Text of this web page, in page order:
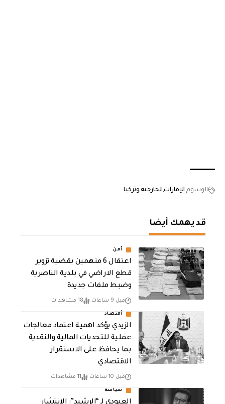
الوسوم الإمارات الخارجيةوتركيا
قد يهمك أيضا
أمن
اعتقال 6 متهمين بقضية تزوير
قطع الاراضي في بلدية الناصرية
وضبط ملفات جديدة
قبل 9 ساعات 18 مشاهدات
أقتصاد
الزيدي يؤكد اهمية اعتماد معالجات
عملية للتحديات المالية والنقدية
بما يحافظ على الاستقرار
الاقتصادي
قبل 10 ساعات 11 مشاهدات
سياسة